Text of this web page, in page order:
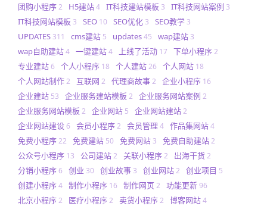
团购小程序2 H5建站4 IT科技建站模板 3 IT科技网站案例 3
IT科技网站模板 3 SEO 10 SEO优化 3 SEO教学 3
UPDATES 311 cms建站 5 updates45 wap建站 3
wap自助建站4 一键建站4 上线了活动 17 下单小程序2
专业建站6 个人小程序 18 个人建站26 个人网站 18
个人网站制作2 互联网 2 代理商故事2 企业小程序 16
企业建站 53 企业服务建站模板 2 企业服务网站案例 2
企业服务网站模板 2 企业网站 5 企业网站建站2
企业网站建设6 会员小程序2 会员管理 4 作品集网站4
免费小程序22 免费建站 50 免费网站 3 免费自助建站2
公众号小程序 13 公司建站2 关联小程序2 出海干货2
分销小程序6 创业 30 创业故事 3 创业网站2 创业项目 5
创建小程序4 制作小程序 16 制作网页 2 功能更新96
北京小程序2 医疗小程序2 卖货小程序2 博客网站4